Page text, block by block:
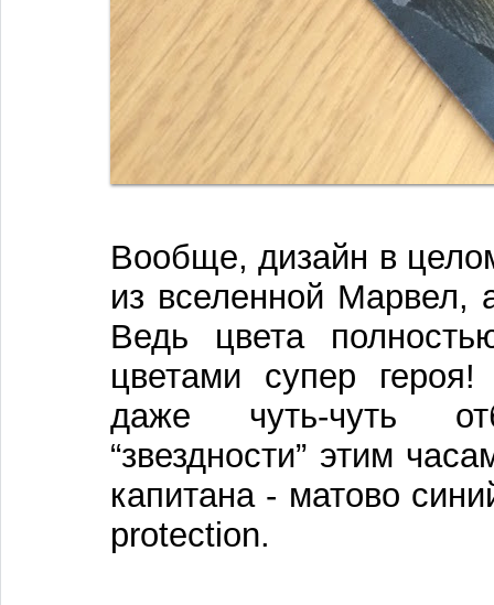
Вообще, дизайн в
из вселенной Марвел,
Ведь цвета
цветами супер
даже чуть-чуть
“звездности” этим
капитана - матово
protection.